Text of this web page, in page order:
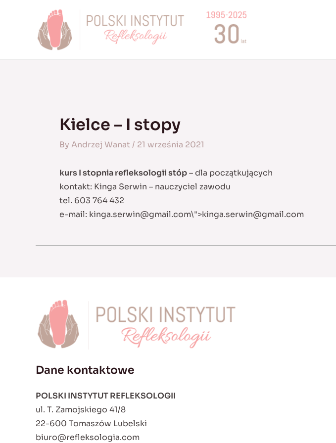
Kielce – I stopy
By Andrzej Wanat / 21 września 2021
kurs I stopnia refleksologii stóp– dla początkujących
kontakt: Kinga Serwin – nauczyciel zawodu
tel. 603 764 432
e-mail: kinga.serwin@gmail.com\">kinga.serwin@gmail.com
Dane kontaktowe
POLSKI INSTYTUT REFLEKSOLOGII
ul. T. Zamojskiego 41/8
22-600 Tomaszów Lubelski
biuro@refleksologia.com